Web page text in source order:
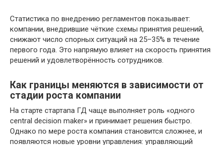
Статистика по внедрению регламентов показывает:
компании, внедрившие чёткие схемы принятия решений,
снижают число спорных ситуаций на 25–35% в течение
первого года. Это напрямую влияет на скорость принятия
решений и удовлетворённость сотрудников.
Как границы меняются в зависимости от
стадии роста компании
На старте стартапа ГД чаще выполняет роль «одного
central decision maker» и принимает решения быстро.
Однако по мере роста компания становится сложнее, и
появляются новые уровни управления: управляющий